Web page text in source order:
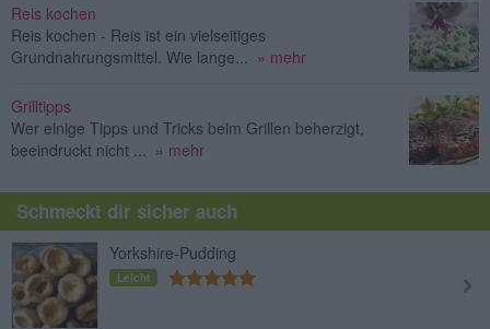
Reis kochen
Reis kochen - Reis ist ein vielseitiges
Grundnahrungsmittel. Wie lange...
» mehr
Grilltipps
Wer einige Tipps und Tricks beim Grillen beherzigt,
beeindruckt nicht ...
» mehr
Schmeckt dir sicher auch
Yorkshire-Pudding
Leicht